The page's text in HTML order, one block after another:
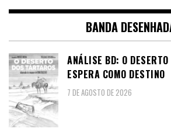
BANDA
ANÁLISE BD: O
ESPERA COMO DESTINO
7 DE AGOSTO DE 2026